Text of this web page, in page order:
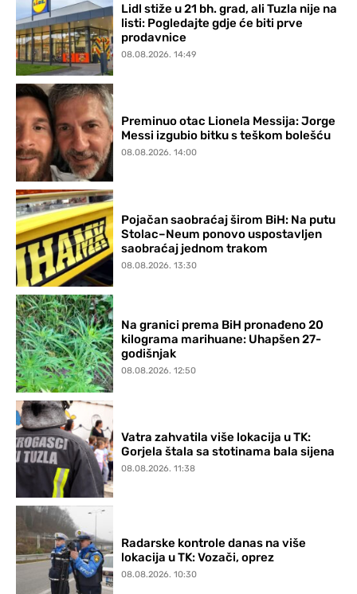
Lidl stiže u 21 bh. grad, ali Tuzla nije na
listi: Pogledajte gdje će biti prve
prodavnice
08.08.2026. 14:49
Preminuo otac Lionela Messija: Jorge
Messi izgubio bitku s teškom bolešću
08.08.2026. 14:00
Pojačan saobraćaj širom BiH: Na putu
Stolac–Neum ponovo uspostavljen
saobraćaj jednom trakom
08.08.2026. 13:30
Na granici prema BiH pronađeno 20
kilograma marihuane: Uhapšen 27-
godišnjak
08.08.2026. 12:50
Vatra zahvatila više lokacija u TK:
Gorjela štala sa stotinama bala sijena
08.08.2026. 11:38
Radarske kontrole danas na više
lokacija u TK: Vozači, oprez
08.08.2026. 10:30